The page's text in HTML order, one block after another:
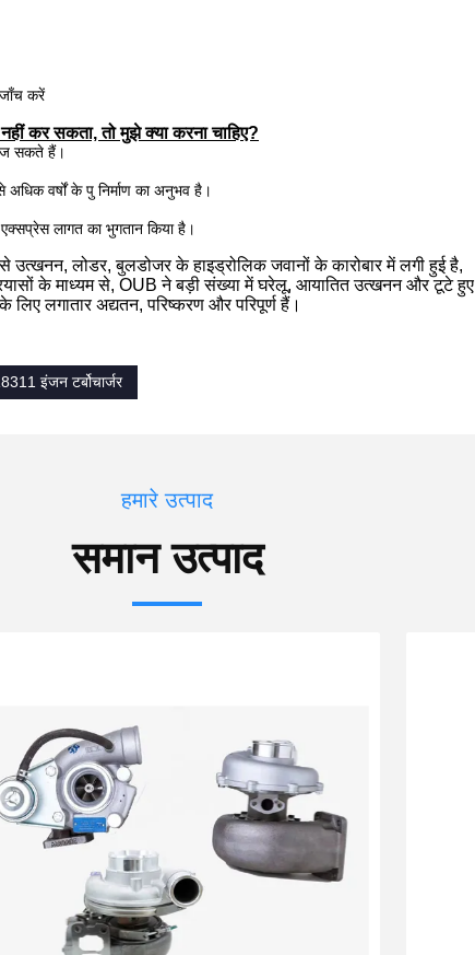
करें
कर सकता, तो मुझे क्या करना चाहिए?
सकते हैं।
वर्षों के पु निर्माण का अनुभव है।
लागत का भुगतान किया है।
लोडर, बुलडोजर के हाइड्रोलिक जवानों के कारोबार में लगी हुई है,
के माध्यम से, OUB ने बड़ी संख्या में घरेलू, आयातित उत्खनन और टूटे हुए
लगातार अद्यतन, परिष्करण और परिपूर्ण हैं।
इंजन टर्बोचार्जर
हमारे उत्पाद
समान उत्पाद